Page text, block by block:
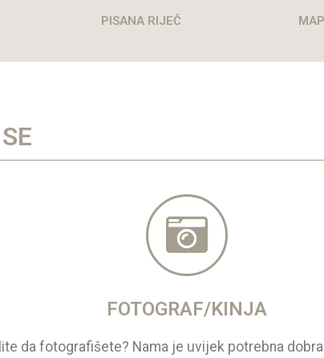
PISANA RIJEČ
FOTOGRAF/KINJA
da fotografišete? Nama je uvijek potrebna